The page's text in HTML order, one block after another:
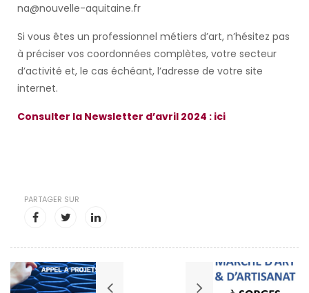
na@nouvelle-aquitaine.fr
Si vous êtes un professionnel métiers d’art, n’hésitez pas
à préciser vos coordonnées complètes, votre secteur
d’activité et, le cas échéant, l’adresse de votre site
internet.
Consulter la Newsletter d’avril 2024 : ici
PARTAGER SUR